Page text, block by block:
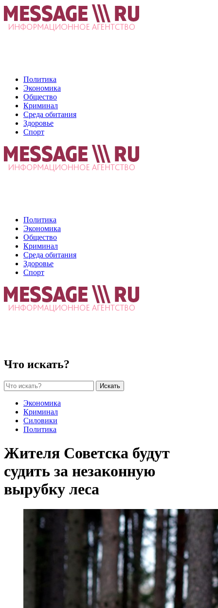
Политика
Экономика
Общество
Криминал
Среда обитания
Здоровье
Спорт
Политика
Экономика
Общество
Криминал
Среда обитания
Здоровье
Спорт
Что искать?
Искать
Экономика
Криминал
Силовики
Политика
Жителя Советска будут
судить за незаконную
вырубку леса